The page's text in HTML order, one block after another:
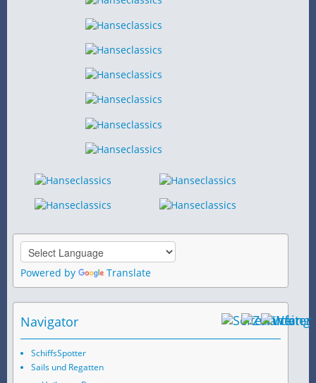
Powered by Translate
Navigator
SchiffsSpotter
Sails und Regatten